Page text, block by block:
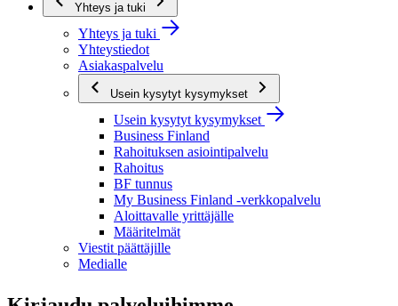
Yhteys ja tuki
Yhteys ja tuki
Yhteystiedot
Asiakaspalvelu
Usein kysytyt kysymykset
Usein kysytyt kysymykset
Business Finland
Rahoituksen asiointipalvelu
Rahoitus
BF tunnus
My Business Finland -verkkopalvelu
Aloittavalle yrittäjälle
Määritelmät
Viestit päättäjille
Medialle